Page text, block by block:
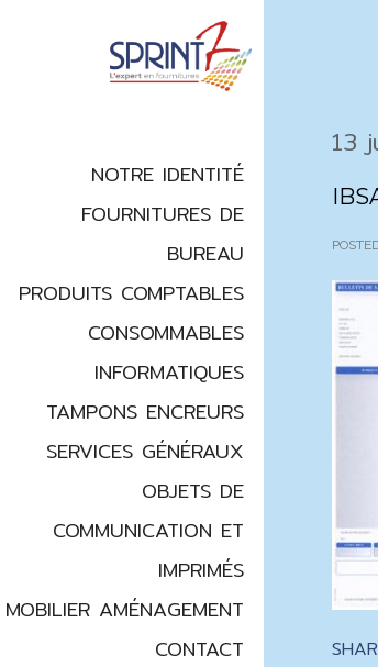
NOTRE IDENTITÉ
FOURNITURES DE
BUREAU
PRODUITS COMPTABLES
CONSOMMABLES
INFORMATIQUES
TAMPONS ENCREURS
SERVICES GÉNÉRAUX
OBJETS DE
COMMUNICATION ET
IMPRIMÉS
MOBILIER AMÉNAGEMENT
CONTACT
13